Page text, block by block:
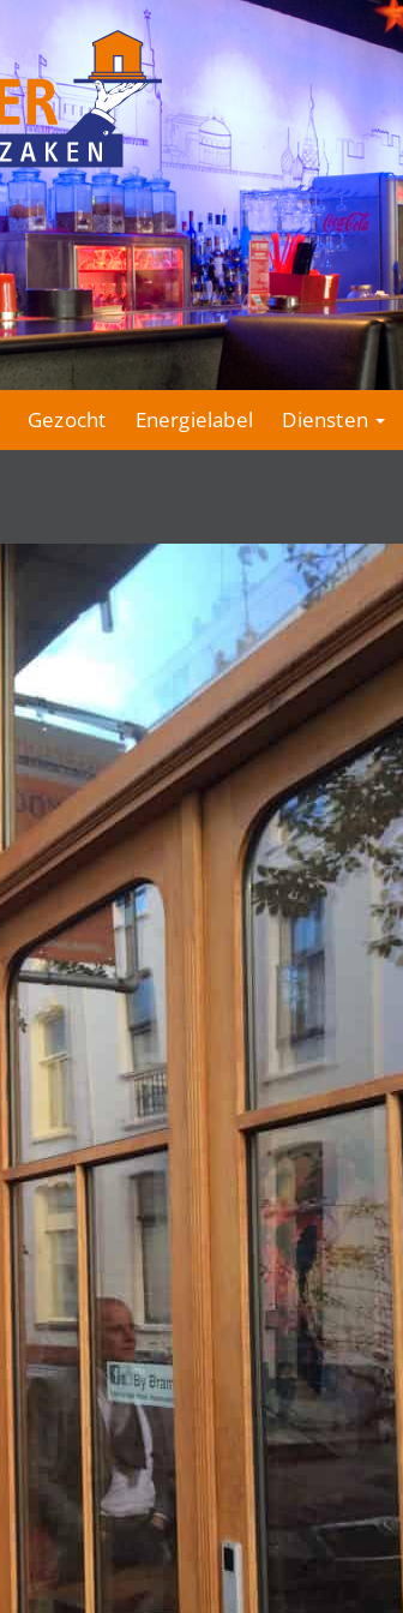
Gezocht Energielabel Diensten